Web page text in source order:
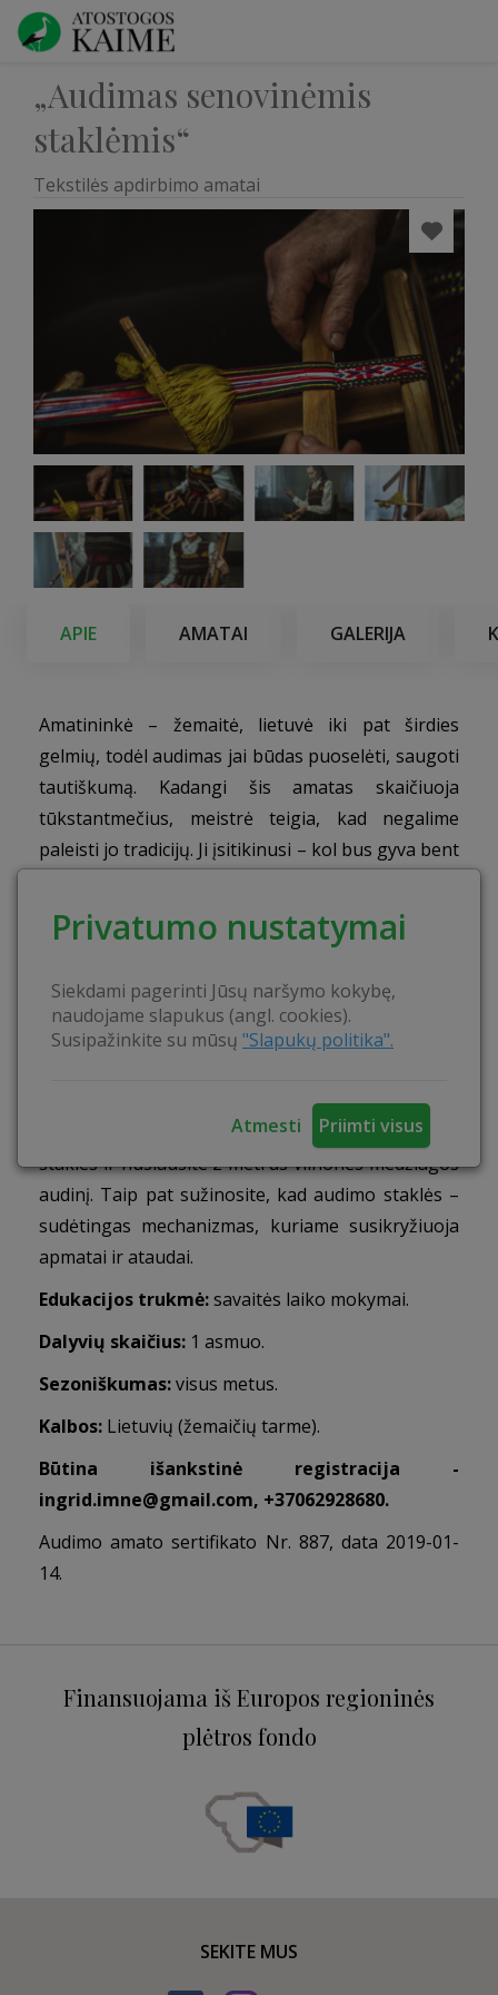
Privatumo nustatymai
Siekdami pagerinti Jūsų naršymo kokybę,
naudojame slapukus (angl. cookies).
Susipažinkite su mūsų "Slapukų politika".
Atmesti Priimti visus
„Audimas senovinėmis
staklėmis“
Tekstilės apdirbimo amatai
APIE AMATAI GALERIJA
Amatininkė – žemaitė, lietuvė iki pat širdies
gelmių, todėl audimas jai būdas puoselėti, saugoti
tautiškumą. Kadangi šis amatas skaičiuoja
tūkstantmečius, meistrė teigia, kad negalime
paleisti jo tradicijų. Ji įsitikinusi – kol bus gyva bent
meistrė audimu susidomėjo būdama tik 15 metų
amžiaus.
Edukacinės programos tikslas
Sudominti aplinkinius ilga ir turininga amato
istorija, pademonstruoti audimą praktiškai.
Dalyvaudami savaitės laiko mokymuose
išmoksite apskaičiuoti, užsimesti, suverti raštus į
stakles ir nusiausite 2 metrus vilnonės medžiagos
audinį. Taip pat sužinosite, kad audimo staklės –
sudėtingas mechanizmas, kuriame susikryžiuoja
apmatai ir ataudai.
Edukacijos trukmė:savaitės laiko mokymai.
Dalyvių skaičius: 1 asmuo.
Sezoniškumas:visus metus.
Kalbos: Lietuvių (žemaičių tarme).
Būtina išankstinė registracija -
ingrid.imne@gmail.com, +37062928680.
Audimo amato sertifikato Nr. 887, data 2019-01-
14.
Finansuojama iš Europos regioninės
plėtros fondo
SEKITE MUS